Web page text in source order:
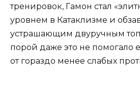
тренировок, Гамон стал
уровнем в Катаклизме и
устрашающим двуручным
порой даже это не помогало
от гораздо менее слабых